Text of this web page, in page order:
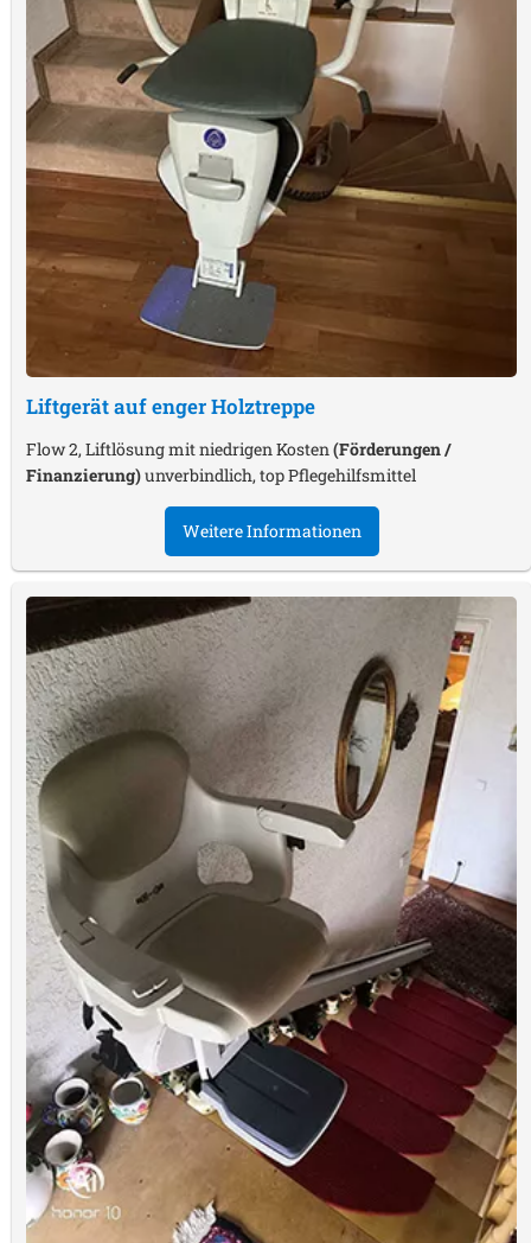
Liftgerät auf enger Holztreppe
Flow 2, Liftlösung mit niedrigen Kosten (Förderungen /
Finanzierung)unverbindlich, top Pflegehilfsmittel
Weitere Informationen